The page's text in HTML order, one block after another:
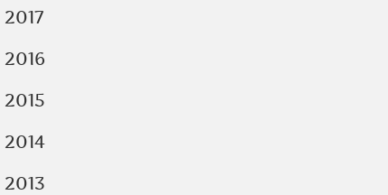
2017
2016
2015
2014
2013